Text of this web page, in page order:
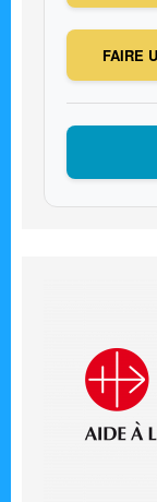
FAIRE